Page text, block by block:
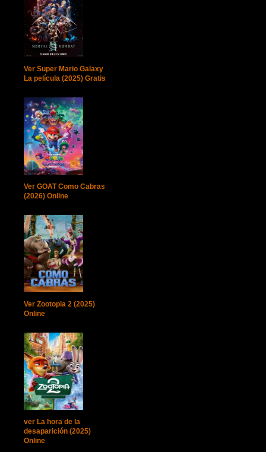
Ver Super Mario Galaxy
La película (2025) Gratis
Ver GOAT Como Cabras
(2026) Online
Ver Zootopia 2 (2025)
Online
ver La hora de la
desaparición (2025)
Online